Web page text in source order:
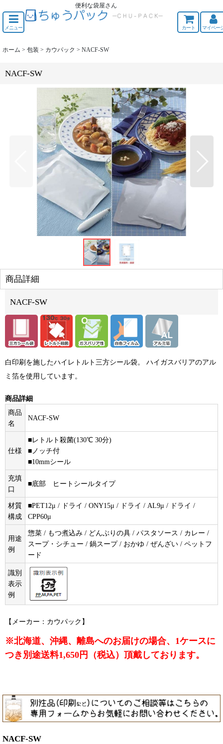
便利な袋屋さん
メニュー カート マイペー
ホーム > 包装 > カウパック > NACF-SW
NACF-SW
商品詳細
NACF-SW
白印刷を施したハイレトルト三方シール袋。 ハイガスバリアのアル
ミ箔を使用しています。
商品詳細
商品
名
NACF-SW
仕様
■レトルト殺菌(130℃ 30分)
■ノッチ付
■10mmシール
充填
口
■底部 ヒートシールタイプ
材質
構成
■PET12μ / ドライ / ONY15μ / ドライ / AL9μ / ドライ /
CPP60μ
用途
例
惣菜 / もつ煮込み / どんぶりの具 / パスタソース / カレー /
スープ・シチュー / 鍋スープ / おかゆ / ぜんざい / ペットフ
ード
識別
表示
例
【メーカー：カウパック】
※北海道、沖縄、離島へのお届けの場合、1ケースに
つき別途送料1,650円（税込）頂戴しております。
NACF-SW